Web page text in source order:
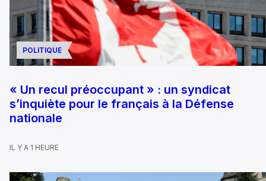
POLITIQUE
« Un recul préoccupant » : un syndicat
s’inquiète pour le français à la Défense
nationale
IL Y A 1 HEURE